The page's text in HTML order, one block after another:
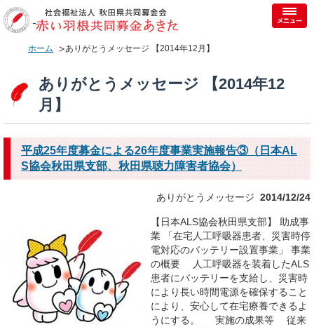
ホーム ありがとうメッセージ 【2014年12月】
ありがとうメッセージ 【2014年12
月】
平成25年度募金による26年度事業実施報告③（日本AL
S協会秋田県支部、秋田県聴力障害者協会）
ありがとうメッセージ 2014/12/24
【日本ALS協会秋田県支部】 助成事
業 「在宅人工呼吸器患者、災害時停
電対応のバッテリー設置事業」 事業
の概要 人工呼吸器を装着したALS
患者にバッテリーを支給し、災害時
により長い時間電源を確保すること
により、安心して在宅療養できるよ
うにする。 実施の成果等 従来